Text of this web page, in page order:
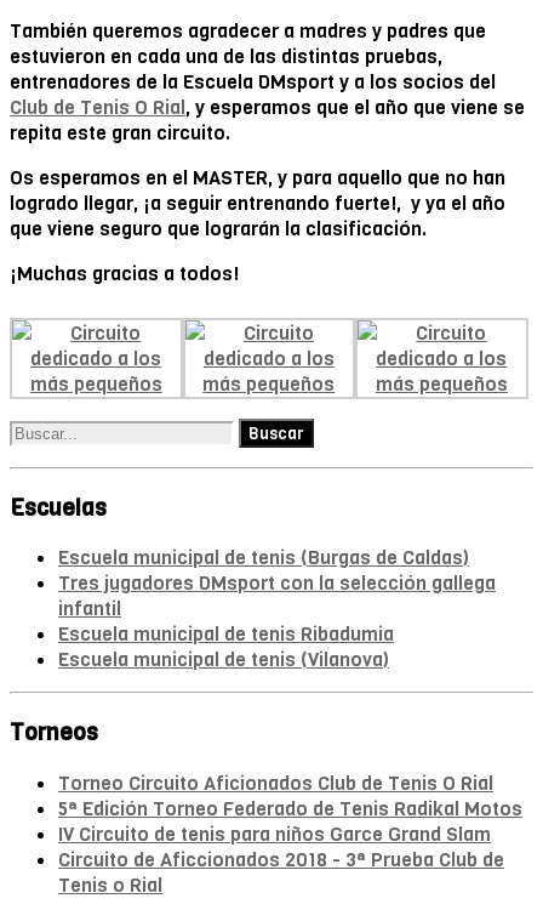
También queremos agradecer a madres y padres que
estuvieron en cada una de las distintas pruebas,
entrenadores de la Escuela DMsport y a los socios del
Club de Tenis O Rial, y esperamos que el año que viene se
repita este gran circuito.
Os esperamos en el MASTER, y para aquello que no han
logrado llegar, ¡a seguir entrenando fuerte!, y ya el año
que viene seguro que lograrán la clasificación.
¡Muchas gracias a todos!
Escuelas
Escuela municipal de tenis (Burgas de Caldas)
Tres jugadores DMsport con la selección gallega
infantil
Escuela municipal de tenis Ribadumia
Escuela municipal de tenis (Vilanova)
Torneos
Torneo Circuito Aficionados Club de Tenis O Rial
5ª Edición Torneo Federado de Tenis Radikal Motos
IV Circuito de tenis para niños Garce Grand Slam
Circuito de Aficcionados 2018 - 3ª Prueba Club de
Tenis o Rial